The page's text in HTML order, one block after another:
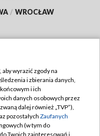
/ WROCŁAW
TVP
wyrazić zgody na
i zbierania danych,
i ich
danych osobowych przez
dalej również „TVP”),
pozostałych Zaufanych
(w tym do
Twoich zainteresowań i